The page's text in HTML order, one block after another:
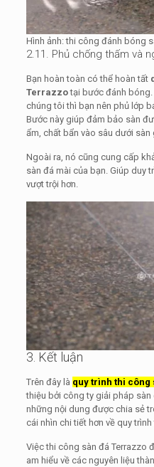
Hình ảnh: thi công đánh bóng
2.11. Phủ chống thấm và
Bạn hoàn toàn có thể hoàn tất
Terrazzotại bước đánh bóng.
chúng tôi thì bạn nên phủ lớp
Bước này giúp đảm bảo sàn
ẩm, chất bẩn vào sâu dưới sàn
Ngoài ra, nó cũng cung cấp
sàn đá mài của bạn. Giúp duy
vượt trội hơn.
3. Kết luận
Trên đây là quy trình thi công
thiệu bởi công ty giải pháp sàn
những nội dung được chia sẻ
cái nhìn chi tiết hơn về quy
Việc thi công sàn đá Terrazzo
am hiểu về các nguyên liệu